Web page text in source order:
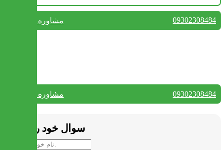
مشاوره واتس آپ 09302308484
مشاوره واتس آپ 09302308484
سوال خود را بپرسید